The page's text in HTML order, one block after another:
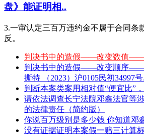
盘》能证明相..
3.一审认定三百万违约金不属于合同条
反。
判决书中的造假——改变数值——
判决书中的造假——改变顺序——
撕特 （2023）沪0105民初34997号
判断本案类案用相对值“便宜比”
请依法调查长宁法院邓鑫法官等
的法律责任（简约版）
你说百万级别是多少钱 你知道邓
没有证据证明本案假一赔三计算